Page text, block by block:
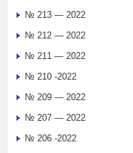
№ 213 — 2022
№ 212 — 2022
№ 211 — 2022
№ 210 -2022
№ 209 — 2022
№ 207 — 2022
№ 206 -2022